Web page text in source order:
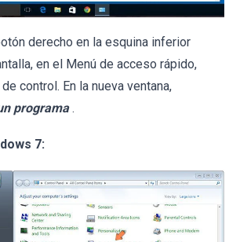
derecho en la esquina inferior
en el Menú de acceso rápido,
control. En la nueva ventana,
programa .
7: